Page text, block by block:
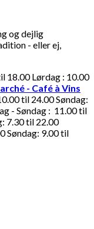
og dejlig
- eller ej,
18.00 Lørdag : 10.00
- Café à Vins
til 24.00 Søndag:
- Søndag : 11.00 til
7.30 til 22.00
Søndag: 9.00 til